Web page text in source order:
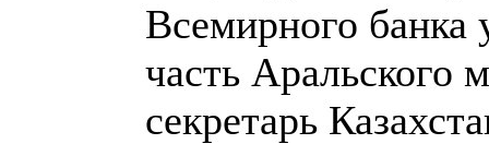
Всемирного банка
часть Аральского
секретарь